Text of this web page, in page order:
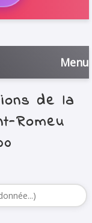
Menu
de la
Romeu